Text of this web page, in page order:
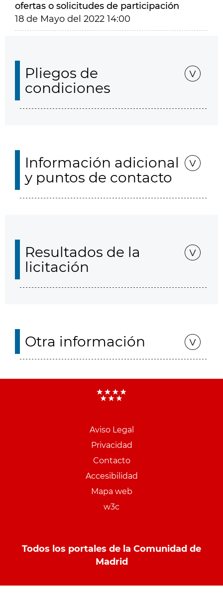
ofertas o solicitudes de participación
18 de Mayo del 2022 14:00
Pliegos de
condiciones
Información adicional
y puntos de contacto
Resultados de la
licitación
Otra información
Aviso Legal
Privacidad
Contacto
Accesibilidad
Mapa web
w3c
Todos los portales de la Comunidad de
Madrid